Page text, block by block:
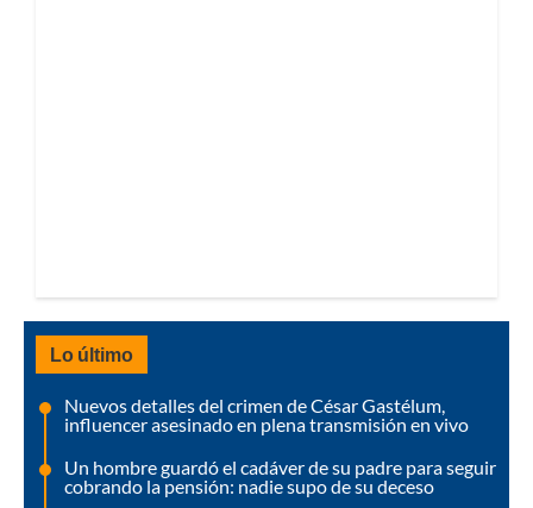
Lo último
Nuevos detalles del crimen de César Gastélum,
influencer asesinado en plena transmisión en vivo
Un hombre guardó el cadáver de su padre para seguir
cobrando la pensión: nadie supo de su deceso